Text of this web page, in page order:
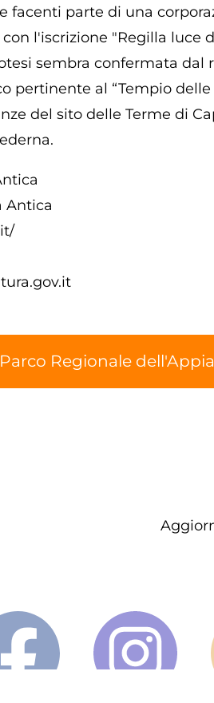
facenti parte di una
l'iscrizione "Regilla luce
sembra confermata
al “Tempio
del sito delle Terme di
Antica
Parco Regionale